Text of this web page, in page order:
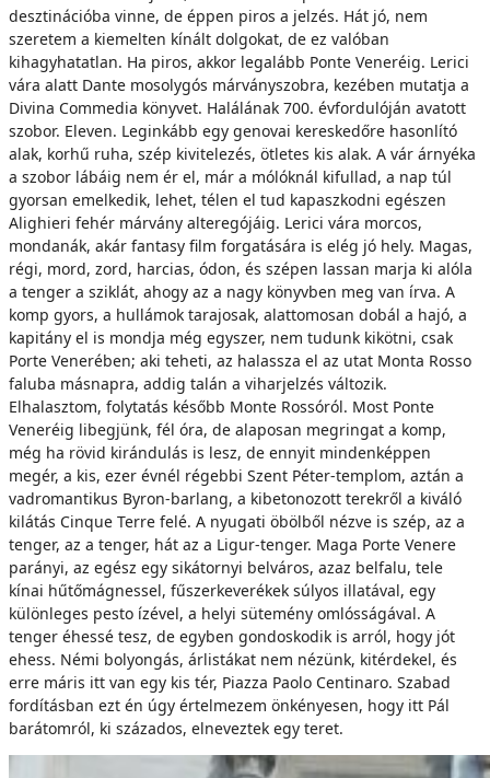
desztinációba vinne, de éppen piros a jelzés. Hát jó, nem
szeretem a kiemelten kínált dolgokat, de ez valóban
kihagyhatatlan. Ha piros, akkor legalább Ponte Veneréig. Lerici
vára alatt Dante mosolygós márványszobra, kezében mutatja a
Divina Commedia könyvet. Halálának 700. évfordulóján avatott
szobor. Eleven. Leginkább egy genovai kereskedőre hasonlító
alak, korhű ruha, szép kivitelezés, ötletes kis alak. A vár árnyéka
a szobor lábáig nem ér el, már a mólóknál kifullad, a nap túl
gyorsan emelkedik, lehet, télen el tud kapaszkodni egészen
Alighieri fehér márvány alteregójáig. Lerici vára morcos,
mondanák, akár fantasy film forgatására is elég jó hely. Magas,
régi, mord, zord, harcias, ódon, és szépen lassan marja ki alóla
a tenger a sziklát, ahogy az a nagy könyvben meg van írva. A
komp gyors, a hullámok tarajosak, alattomosan dobál a hajó, a
kapitány el is mondja még egyszer, nem tudunk kikötni, csak
Porte Venerében; aki teheti, az halassza el az utat Monta Rosso
faluba másnapra, addig talán a viharjelzés változik.
Elhalasztom, folytatás később Monte Rossóról. Most Ponte
Veneréig libegjünk, fél óra, de alaposan megringat a komp,
még ha rövid kirándulás is lesz, de ennyit mindenképpen
megér, a kis, ezer évnél régebbi Szent Péter-templom, aztán a
vadromantikus Byron-barlang, a kibetonozott terekről a kiváló
kilátás Cinque Terre felé. A nyugati öbölből nézve is szép, az a
tenger, az a tenger, hát az a Ligur-tenger. Maga Porte Venere
parányi, az egész egy sikátornyi belváros, azaz belfalu, tele
kínai hűtőmágnessel, fűszerkeverékek súlyos illatával, egy
különleges pesto ízével, a helyi sütemény omlósságával. A
tenger éhessé tesz, de egyben gondoskodik is arról, hogy jót
ehess. Némi bolyongás, árlistákat nem nézünk, kitérdekel, és
erre máris itt van egy kis tér, Piazza Paolo Centinaro. Szabad
fordításban ezt én úgy értelmezem önkényesen, hogy itt Pál
barátomról, ki százados, elneveztek egy teret.